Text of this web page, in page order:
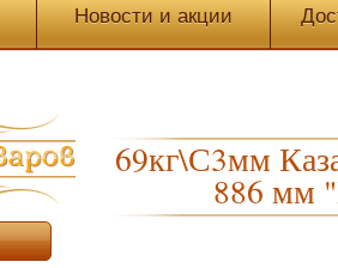
Новости и акции
69кг\С3мм
886